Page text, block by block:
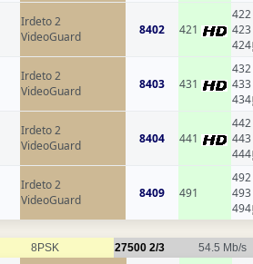
Irdeto 2
VideoGuard
8402 421
422
423
424
Irdeto 2
VideoGuard
8403 431
432
433
434
Irdeto 2
VideoGuard
8404 441
442
443
444
Irdeto 2
VideoGuard
8409 491
492
493
494
8PSK 27500 2/3 54.5 Mb/s